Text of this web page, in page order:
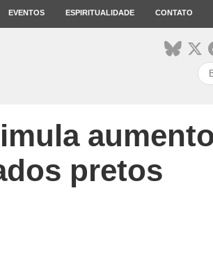
EVENTOS ESPIRITUALIDADE CONTATO
pretos